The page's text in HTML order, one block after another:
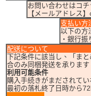
お問い合わせはコ
【メールアドレス
支払い方
以下の方
・銀行振
配送について
下記条件に該当し、「ま
合のみ同梱発送を承ります
利用可能条件
購入手続きがまだされてい
最初の落札終了日時から